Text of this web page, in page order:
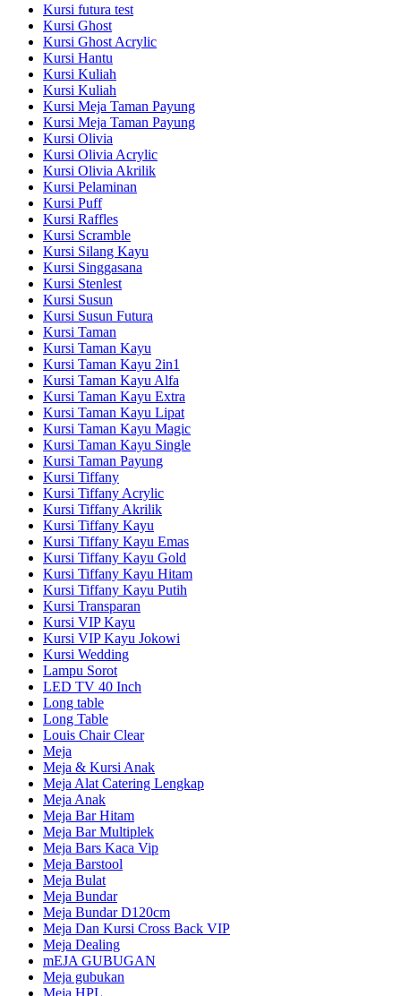
Kursi futura test
Kursi Ghost
Kursi Ghost Acrylic
Kursi Hantu
Kursi Kuliah
Kursi Kuliah
Kursi Meja Taman Payung
Kursi Meja Taman Payung
Kursi Olivia
Kursi Olivia Acrylic
Kursi Olivia Akrilik
Kursi Pelaminan
Kursi Puff
Kursi Raffles
Kursi Scramble
Kursi Silang Kayu
Kursi Singgasana
Kursi Stenlest
Kursi Susun
Kursi Susun Futura
Kursi Taman
Kursi Taman Kayu
Kursi Taman Kayu 2in1
Kursi Taman Kayu Alfa
Kursi Taman Kayu Extra
Kursi Taman Kayu Lipat
Kursi Taman Kayu Magic
Kursi Taman Kayu Single
Kursi Taman Payung
Kursi Tiffany
Kursi Tiffany Acrylic
Kursi Tiffany Akrilik
Kursi Tiffany Kayu
Kursi Tiffany Kayu Emas
Kursi Tiffany Kayu Gold
Kursi Tiffany Kayu Hitam
Kursi Tiffany Kayu Putih
Kursi Transparan
Kursi VIP Kayu
Kursi VIP Kayu Jokowi
Kursi Wedding
Lampu Sorot
LED TV 40 Inch
Long table
Long Table
Louis Chair Clear
Meja
Meja & Kursi Anak
Meja Alat Catering Lengkap
Meja Anak
Meja Bar Hitam
Meja Bar Multiplek
Meja Bars Kaca Vip
Meja Barstool
Meja Bulat
Meja Bundar
Meja Bundar D120cm
Meja Dan Kursi Cross Back VIP
Meja Dealing
mEJA GUBUGAN
Meja gubukan
Meja HPL